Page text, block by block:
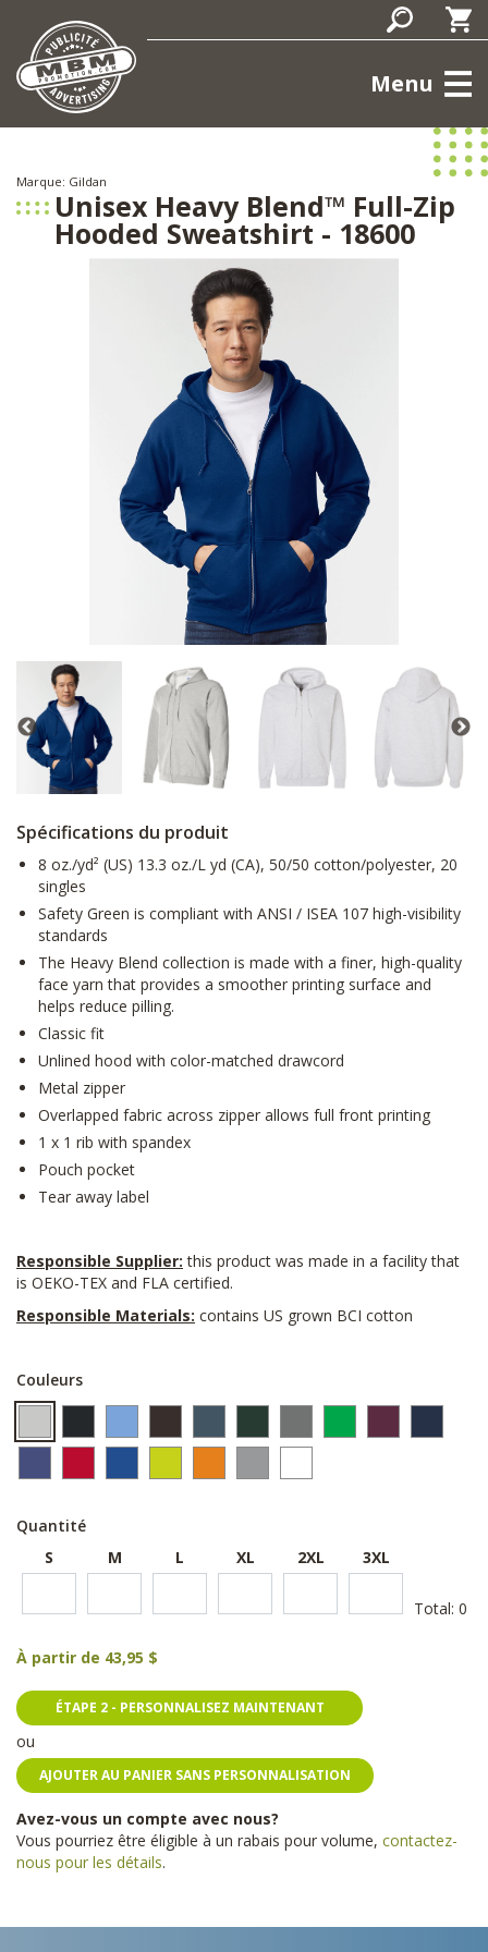
Menu
Marque: Gildan
Unisex Heavy Blend™ Full-Zip
Hooded Sweatshirt - 18600
Spécifications du produit
8 oz./yd² (US) 13.3 oz./L yd (CA), 50/50 cotton/polyester, 20
singles
Safety Green is compliant with ANSI / ISEA 107 high-visibility
standards
The Heavy Blend collection is made with a finer, high-quality
face yarn that provides a smoother printing surface and
helps reduce pilling.
Classic fit
Unlined hood with color-matched drawcord
Metal zipper
Overlapped fabric across zipper allows full front printing
1 x 1 rib with spandex
Pouch pocket
Tear away label
Responsible Supplier: this product was made in a facility that
is OEKO-TEX and FLA certified.
Responsible Materials: contains US grown BCI cotton
Couleurs
Quantité
S
M L XL 2XL 3XL
Total: 0
À partir de 43,95 $
ÉTAPE 2 - PERSONNALISEZ MAINTENANT
ou
AJOUTER AU PANIER SANS PERSONNALISATION
Avez-vous un compte avec nous?
Vous pourriez être éligible à un rabais pour volume, contactez-
nous pour les détails.